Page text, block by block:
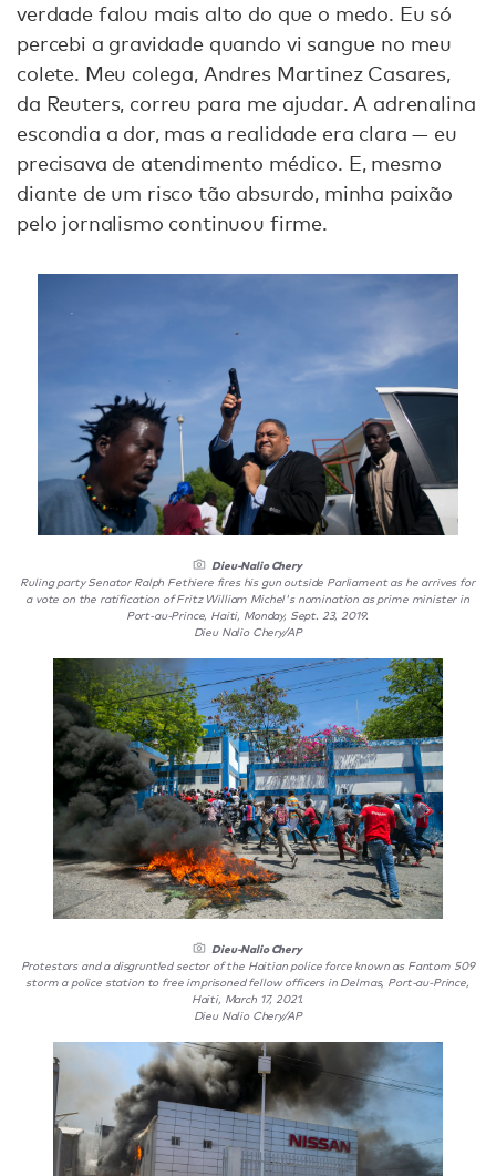
verdade falou mais alto do que o medo. Eu só
percebi a gravidade quando vi sangue no meu
colete. Meu colega, Andres Martinez Casares,
da Reuters, correu para me ajudar. A adrenalina
escondia a dor, mas a realidade era clara — eu
precisava de atendimento médico. E, mesmo
diante de um risco tão absurdo, minha paixão
pelo jornalismo continuou firme.
Dieu-Nalio Chery
Ruling party Senator Ralph Fethiere fires his gun outside Parliament as he arrives for
a vote on the ratification of Fritz William Michel's nomination as prime minister in
Port-au-Prince, Haiti, Monday, Sept. 23, 2019.
Dieu Nalio Chery/AP
Dieu-Nalio Chery
Protestors and a disgruntled sector of the Haitian police force known as Fantom 509
storm a police station to free imprisoned fellow officers in Delmas, Port-au-Prince,
Haiti, March 17, 2021.
Dieu Nalio Chery/AP